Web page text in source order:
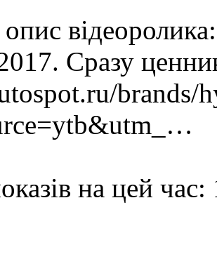
Сразу
brands/
на цей час: